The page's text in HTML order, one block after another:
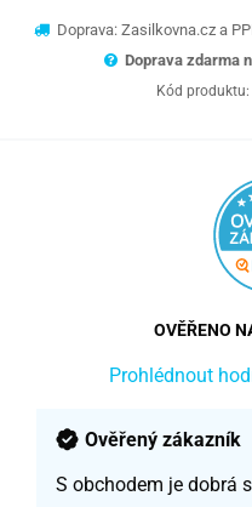
Doprava: Zasilkovna.cz a
Doprava zdarma
Kód produktu:
OVĚŘENO
Prohlédnout
Ověřený zákazník
S obchodem je dobrá